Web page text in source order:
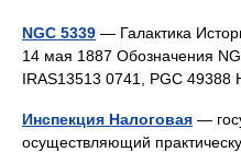
NGC 5339 — Галактика
14 мая 1887 Обозначения
IRAS13513 0741, PGC
Инспекция Налоговая —
осуществляющий